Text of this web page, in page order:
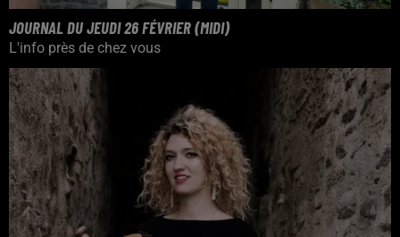
JOURNAL DU JEUDI 26 FÉVRIER (MIDI)
L'info près de chez vous